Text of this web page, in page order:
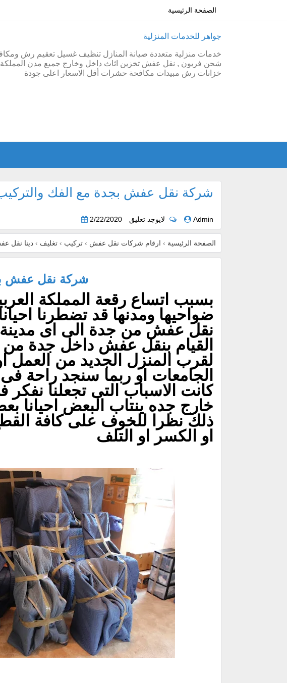
الصفحة الرئيسية
جواهر للخدمات المنزلية
خدمات منزلية متعددة صيانة المنازل تنظيف غسيل تعقيم رش
شحن فريون , نقل عفش تخزين اثاث داخل وخارج جميع مدن
خزانات رش مبيدات مكافحة حشرات أقل الاسعار اعلى جودة
شركة نقل عفش بجدة مع الفك
Admin لايوجد تعليق 2/22/2020
الصفحة الرئيسية › ارقام شركات نقل عفش ›تركيب ›تغليف ›دينا نقل
شركة نقل عفش
بسبب اتساع رقعة المملكة
ضواحيها ومدنها قد تضطرنا
نقل عفش من جدة الى اى مدينة
القيام بنقل عفش داخل جدة
لقرب المنزل الجديد من العمل
الجامعات او ربما سنجد راحة فى
كانت الاسباب التى تجعلنا
خارج جده ينتاب البعض احيانا
ذلك نظرا للخوف على كافة
او الكسر او التلف